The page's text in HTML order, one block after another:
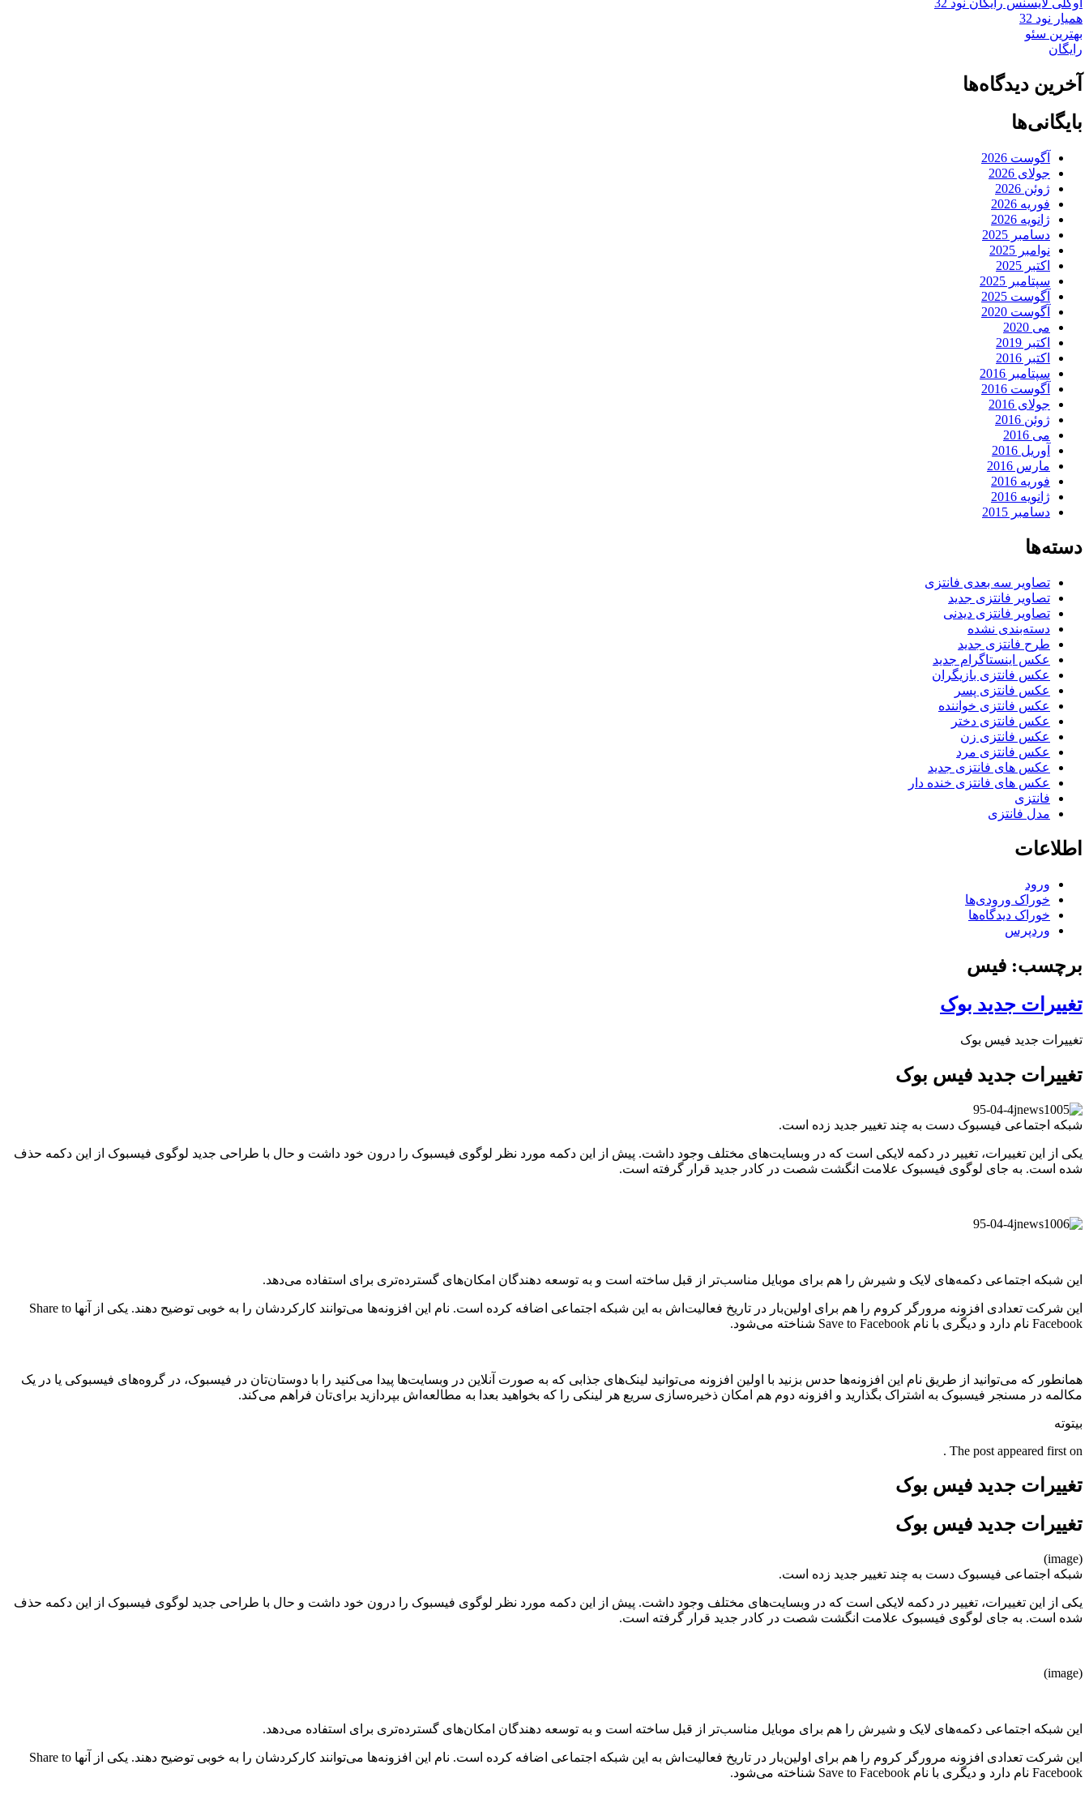
همیار نود 32
بهترین سئو
رایگان
آخرین دیدگاه‌ها
بایگانی‌ها
آگوست 2026
جولای 2026
ژوئن 2026
فوریه 2026
ژانویه 2026
دسامبر 2025
نوامبر 2025
اکتبر 2025
سپتامبر 2025
آگوست 2025
آگوست 2020
می 2020
اکتبر 2019
اکتبر 2016
سپتامبر 2016
آگوست 2016
جولای 2016
ژوئن 2016
می 2016
آوریل 2016
مارس 2016
فوریه 2016
ژانویه 2016
دسامبر 2015
دسته‌ها
تصاویر سه بعدی فانتزی
تصاویر فانتزی جدید
تصاویر فانتزی دیدنی
دسته‌بندی نشده
طرح فانتزی جدید
عکس اینستاگرام جدید
عکس فانتزی بازیگران
عکس فانتزی پسر
عکس فانتزی خواننده
عکس فانتزی دختر
عکس فانتزی زن
عکس فانتزی مرد
عکس های فانتزی جدید
عکس های فانتزی خنده دار
فانتزی
مدل فانتزی
اطلاعات
ورود
خوراک ورودی‌ها
خوراک دیدگاه‌ها
وردپرس
برچسب: فیس
تغییرات جدید بوک
تغییرات جدید فیس بوک
تغییرات جدید فیس بوک
شبکه اجتماعی فیسبوک دست به چند تغییر جدید زده است.
یکی از این تغییرات، تغییر در دکمه لایکی است که در وبسایت‌های مختلف وجود داشت. پیش از این دکمه مورد نظر لوگوی فیسبوک را درون خود داشت و حال با طراحی جدید لوگوی فیسبوک از این دکمه حذف
شده است. به جای لوگوی فیسبوک علامت انگشت شصت در کادر جدید قرار گرفته است.
این شبکه اجتماعی دکمه‌های لایک و شیرش را هم برای موبایل مناسب‌تر از قبل ساخته است و به توسعه دهندگان امکان‌های گسترده‌تری برای استفاده می‌دهد.
این شرکت تعدادی افزونه مرورگر کروم را هم برای اولین‌بار در تاریخ فعالیت‌اش به این شبکه اجتماعی اضافه کرده است. نام این افزونه‌ها می‌توانند کارکردشان را به خوبی توضیح دهند. یکی از آنها Share to
Facebook نام دارد و دیگری با نام Save to Facebook شناخته می‌شود.
همانطور که می‌توانید از طریق نام این افزونه‌ها حدس بزنید با اولین افزونه می‌توانید لینک‌های جذابی که به صورت آنلاین در وبسایت‌‌ها پیدا می‌کنید را با دوستان‌تان در فیسبوک، در گروه‌های فیسبوکی یا در یک
مکالمه در مسنجر فیسبوک به اشتراک بگذارید و افزونه دوم هم امکان ذخیره‌سازی سریع هر لینکی را که بخواهید بعدا به مطالعه‌اش بپردازید برای‌تان فراهم می‌کند.
بیتوته
The post appeared first on .
تغییرات جدید فیس بوک
تغییرات جدید فیس بوک
(image)
شبکه اجتماعی فیسبوک دست به چند تغییر جدید زده است.
یکی از این تغییرات، تغییر در دکمه لایکی است که در وبسایت‌های مختلف وجود داشت. پیش از این دکمه مورد نظر لوگوی فیسبوک را درون خود داشت و حال با طراحی جدید لوگوی فیسبوک از این دکمه حذف
شده است. به جای لوگوی فیسبوک علامت انگشت شصت در کادر جدید قرار گرفته است.
(image)
این شبکه اجتماعی دکمه‌های لایک و شیرش را هم برای موبایل مناسب‌تر از قبل ساخته است و به توسعه دهندگان امکان‌های گسترده‌تری برای استفاده می‌دهد.
این شرکت تعدادی افزونه مرورگر کروم را هم برای اولین‌بار در تاریخ فعالیت‌اش به این شبکه اجتماعی اضافه کرده است. نام این افزونه‌ها می‌توانند کارکردشان را به خوبی توضیح دهند. یکی از آنها Share to
Facebook نام دارد و دیگری با نام Save to Facebook شناخته می‌شود.